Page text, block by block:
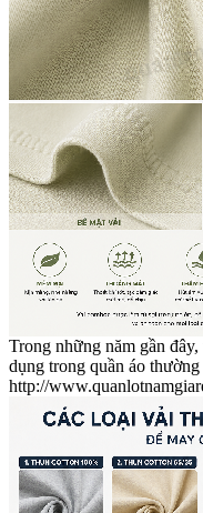
Trong những năm gần
dụng trong quần áo
http://